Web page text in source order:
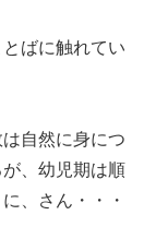
ばに触れてい
自然に身につ
、幼児期は順
、さん・・・